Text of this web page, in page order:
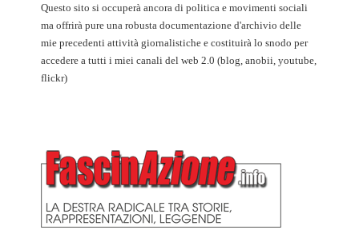
Questo sito si occuperà ancora di politica e movimenti sociali
ma offrirà pure una robusta documentazione d'archivio delle
mie precedenti attività giornalistiche e costituirà lo snodo per
accedere a tutti i miei canali del web 2.0 (blog, anobii, youtube,
flickr)